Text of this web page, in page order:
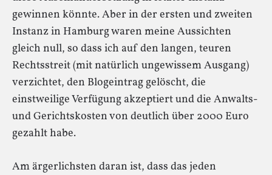
gewinnen könnte. Aber in der ersten und zweiten
Instanz in Hamburg waren meine Aussichten
gleich null, so dass ich auf den langen, teuren
Rechtsstreit (mit natürlich ungewissem Ausgang)
verzichtet, den Blogeintrag gelöscht, die
einstweilige Verfügung akzeptiert und die Anwalts-
und Gerichtskosten von deutlich über 2000 Euro
gezahlt habe.
Am ärgerlichsten daran ist, dass das jeden